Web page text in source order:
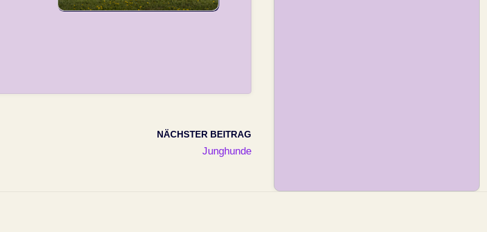
NÄCHSTER BEITRAG
Junghunde